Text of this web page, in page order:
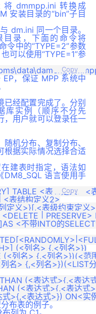
dmmpp.ini 转换成
安装目录的“bin”子目
dm.ini 同一个目录。
录，下面的命令将
中的“TYPE=2”参数
可以使用“TYPE=1”参
Copy
，保证 MPP 系统中
经配置完成了。分别
库实例（顺序不分先
，用户就可以登录任一
机分布、复制分布、
根据实际情况选择合适
建表时指定，语法如
DM8_SQL 语言使用手
Copy
TABLE <表名定义> <
<表结构定义2>
定义>}[,<表级约束定
|
<不带INTO的
(<表达式>{,<表达
布表的例子。